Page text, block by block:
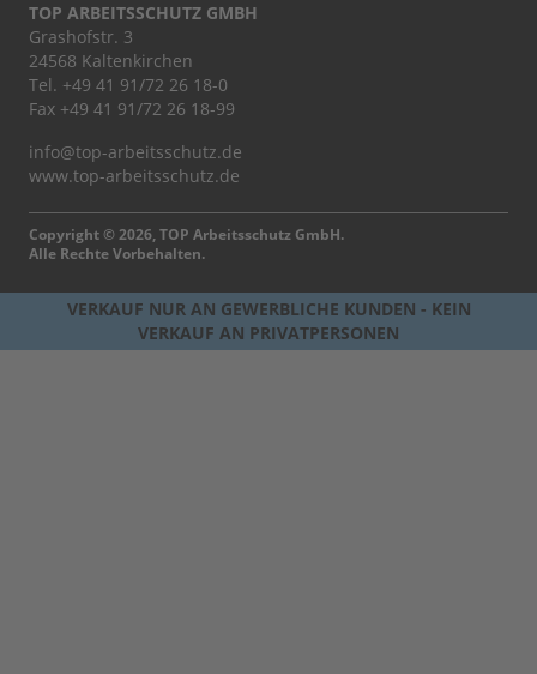
TOP ARBEITSSCHUTZ GMBH
Grashofstr. 3
24568 Kaltenkirchen
Tel. +49 41 91/72 26 18-0
Fax +49 41 91/72 26 18-99
info@top-arbeitsschutz.de
www.top-arbeitsschutz.de
Copyright © 2026, TOP Arbeitsschutz GmbH.
Alle Rechte Vorbehalten.
VERKAUF NUR AN GEWERBLICHE KUNDEN - KEIN
VERKAUF AN PRIVATPERSONEN